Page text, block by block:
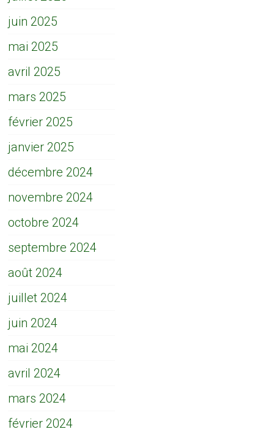
juin 2025
mai 2025
avril 2025
mars 2025
février 2025
janvier 2025
décembre 2024
novembre 2024
octobre 2024
septembre 2024
août 2024
juillet 2024
juin 2024
mai 2024
avril 2024
mars 2024
février 2024